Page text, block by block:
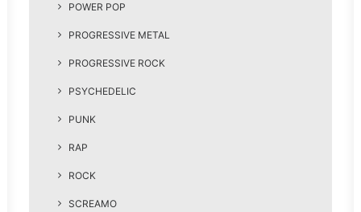
POWER POP
PROGRESSIVE METAL
PROGRESSIVE ROCK
PSYCHEDELIC
PUNK
RAP
ROCK
SCREAMO